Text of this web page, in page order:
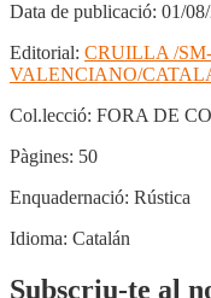
Data de publicació: 01/
Editorial: CRUILLA /
VALENCIANO/
Col.lecció: FORA DE
Pàgines: 50
Enquadernació: Rústica
Idioma: Catalán
Subscriu-te al